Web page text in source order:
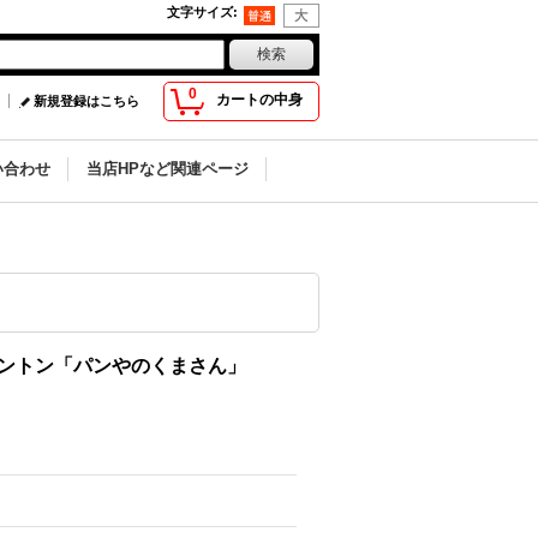
文字サイズ:
0 カートの中身
新規登録はこちら
合わせ 当店HPなど関連ページ
トン「パンやのくまさん」